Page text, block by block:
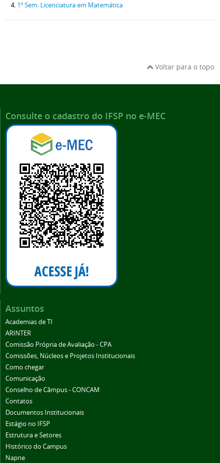
1º Sem. Licenciatura em Matemática
Voltar para o topo
Consulte o cadastro do IFSP no e-MEC
Assuntos
Academias de TI
ARINTER
Comissão Própria de Avaliação - CPA
Comissões, Núcleos e Projetos Institucionais
Como chegar
Comunicação
Conselho de Câmpus - CONCAM
Contatos
Documentos Institucionais
Estágio no IFSP
Estrutura e Setores
Histórico do Campus
Napne